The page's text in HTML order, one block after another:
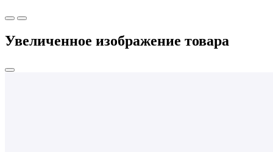
Увеличенное изображение товара